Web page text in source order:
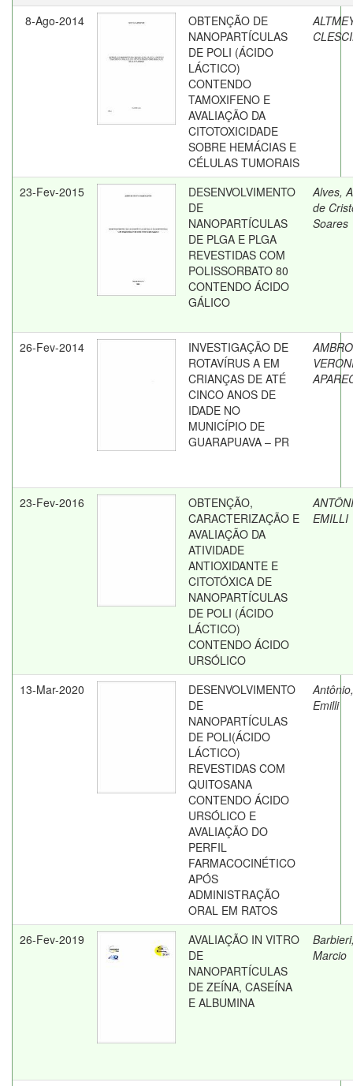
8-Ago-2014
OBTENÇÃO DE
NANOPARTÍCULAS
DE POLI (ÁCIDO
LÁCTICO)
CONTENDO
TAMOXIFENO E
AVALIAÇÃO DA
CITOTOXICIDADE
SOBRE HEMÁCIAS E
CÉLULAS TUMORAIS
23-Fev-2015
DESENVOLVIMENTO
DE
NANOPARTÍCULAS
DE PLGA E PLGA
REVESTIDAS COM
POLISSORBATO 80
CONTENDO ÁCIDO
GÁLICO
Alves,
de
Soares
26-Fev-2014
INVESTIGAÇÃO DE
ROTAVÍRUS A EM
CRIANÇAS DE ATÉ
CINCO ANOS DE
IDADE NO
MUNICÍPIO DE
GUARAPUAVA – PR
23-Fev-2016
OBTENÇÃO,
CARACTERIZAÇÃO E
AVALIAÇÃO DA
ATIVIDADE
ANTIOXIDANTE E
CITOTÓXICA DE
NANOPARTÍCULAS
DE POLI (ÁCIDO
LÁCTICO)
CONTENDO ÁCIDO
URSÓLICO
EMILLI
13-Mar-2020
DESENVOLVIMENTO
DE
NANOPARTÍCULAS
DE POLI(ÁCIDO
LÁCTICO)
REVESTIDAS COM
QUITOSANA
CONTENDO ÁCIDO
URSÓLICO E
AVALIAÇÃO DO
PERFIL
FARMACOCINÉTICO
APÓS
ADMINISTRAÇÃO
ORAL EM RATOS
Antônio,
Emilli
26-Fev-2019
AVALIAÇÃO IN VITRO
DE
NANOPARTÍCULAS
DE ZEÍNA, CASEÍNA
E ALBUMINA
Marcio